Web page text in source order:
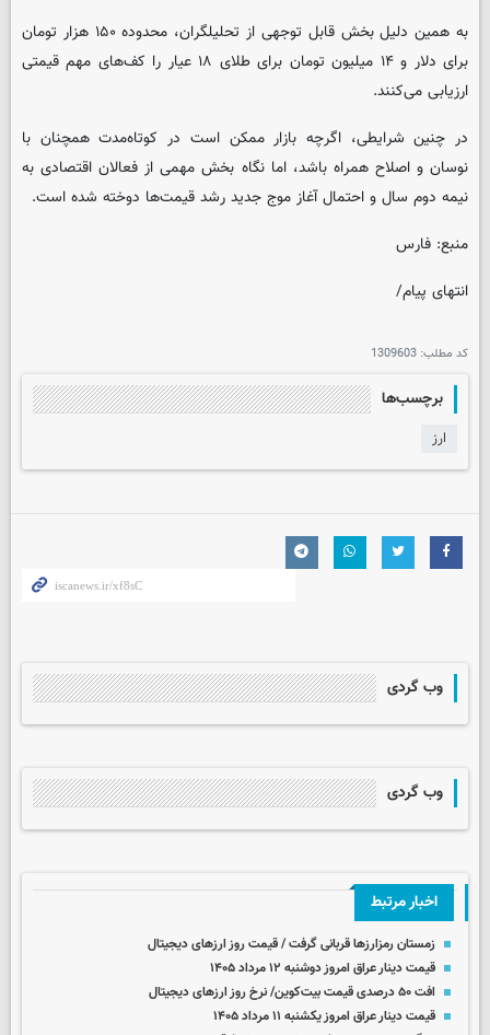
به همین دلیل بخش قابل توجهی از تحلیلگران، محدوده ۱۵۰ هزار تومان
برای دلار و ۱۴ میلیون تومان برای طلای ۱۸ عیار را کف‌های مهم قیمتی
ارزیابی می‌کنند.
در چنین شرایطی، اگرچه بازار ممکن است در کوتاه‌مدت همچنان با
نوسان و اصلاح همراه باشد، اما نگاه بخش مهمی از فعالان اقتصادی به
نیمه دوم سال و احتمال آغاز موج جدید رشد قیمت‌ها دوخته شده است.
منبع: فارس
انتهای پیام/
کد مطلب: 1309603
برچسب‌ها
ارز
وب گردی
وب گردی
اخبار مرتبط
زمستان رمزارزها قربانی گرفت / قیمت روز ارزهای دیجیتال
قیمت دینار عراق امروز دوشنبه ۱۲ مرداد ۱۴۰۵
افت ۵۰ درصدی قیمت بیت‌کوین/ نرخ روز ارزهای دیجیتال
قیمت دینار عراق امروز یکشنبه ۱۱ مرداد ۱۴۰۵